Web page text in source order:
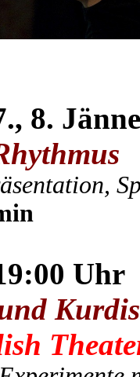
8.
Uhr